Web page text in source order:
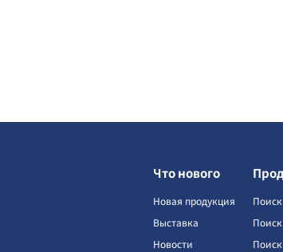
Что нового
Новая продукция
Выставка
Новости